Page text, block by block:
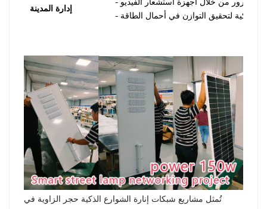
إدارة المدينة
تُمثل مشاريع شبكات إنارة الشوارع الذكية حجر الزاوية في